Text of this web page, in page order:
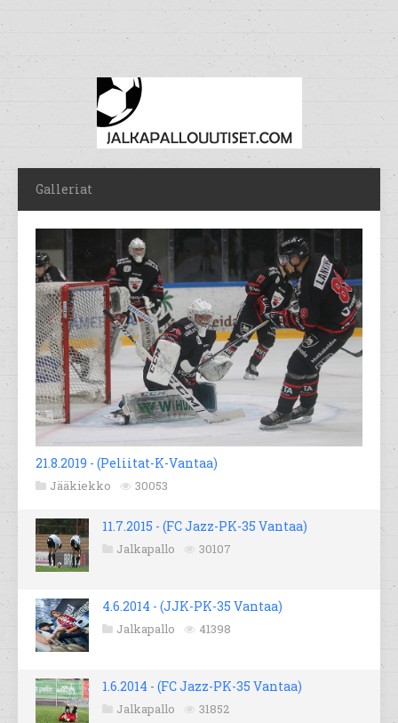
Galleriat
21.8.2019 - (Peliitat-K-Vantaa)
Jääkiekko 30053
11.7.2015 - (FC Jazz-PK-35 Vantaa)
Jalkapallo 30107
4.6.2014 - (JJK-PK-35 Vantaa)
Jalkapallo 41398
1.6.2014 - (FC Jazz-PK-35 Vantaa)
Jalkapallo 31852